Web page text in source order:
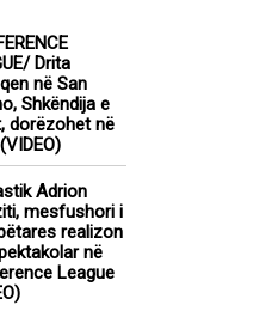
Drita
në San
Shkëndija e
dorëzohet në
Adrion
mesfushori i
realizon
në
League